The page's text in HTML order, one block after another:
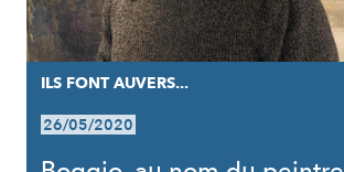
ILS FONT AUVERS...
26/05/2020